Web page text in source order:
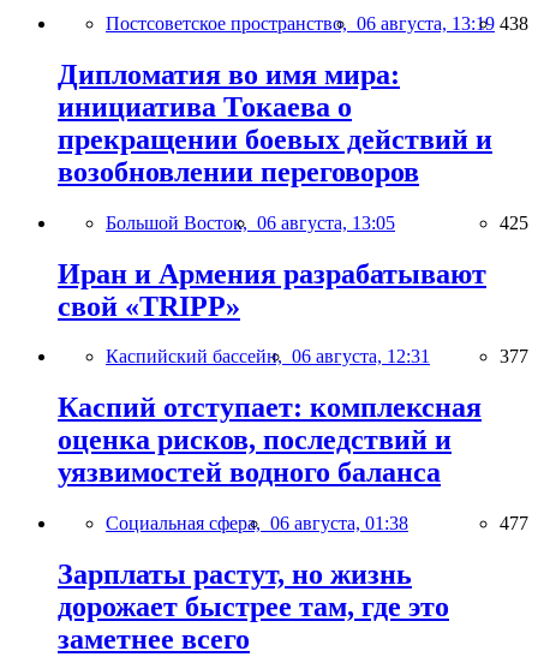
Постсоветское пространство, 06 августа, 13:19 438
Дипломатия во имя мира:
инициатива Токаева о
прекращении боевых действий и
возобновлении переговоров
Большой Восток, 06 августа, 13:05 425
Иран и Армения разрабатывают
свой «TRIPP»
Каспийский бассейн, 06 августа, 12:31 377
Каспий отступает: комплексная
оценка рисков, последствий и
уязвимостей водного баланса
Социальная сфера, 06 августа, 01:38 477
Зарплаты растут, но жизнь
дорожает быстрее там, где это
заметнее всего